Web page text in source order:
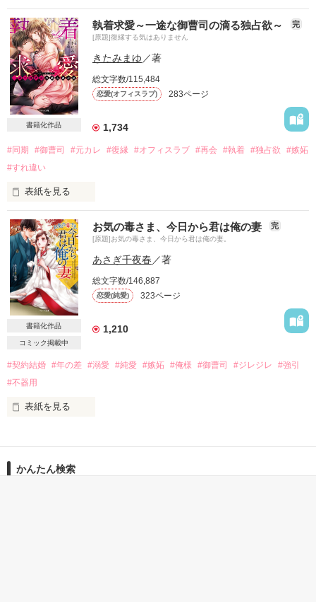
利害の一致により契約結婚したふたりは
離婚前提の仮面夫婦
……のはずだった
＊＊＊＊＊＊＊
飛行機オタクの
グランドスタッフ
最年少機長の
エリートパイロット
本郷　翔　32歳
＊＊＊＊＊＊＊
「美羽、キミを抱きたい」
一夜の過ちをきっかけに
完結公開
書籍化作品
執着求愛～一途な御曹司の滴る独占欲～ 完
[原題]復縁する気はありません
きたみまゆ／著
総文字数/115,484
恋愛(オフィスラブ) 283ページ
1,734
#同期 #御曹司 #元カレ #復縁 #オフィスラブ #再会 #執着 #独占欲
#嫉妬
#すれ違い
表紙を見る
「……俺がそばにいない間に、悔しいくらい綺麗になったな」
そう言って私を組み敷いたのは
偶然再会した元彼だった
アメリカから帰国した彼は
私を取り戻すためにどこまでも甘く強引に口説いてくるけれど
三年前の心の傷が癒えないままの私は
書籍化作品
コミック掲載中
お気の毒さま、今日から君は俺の妻 完
[原題]お気の毒さま、今日から君は俺の妻。
あさぎ千夜春／著
総文字数/146,887
恋愛(純愛) 323ページ
1,210
#契約結婚 #年の差 #溺愛 #純愛 #嫉妬 #俺様 #御曹司 #ジレジレ
#強引
#不器用
表紙を見る
ベリーズ文庫より4月10日発売のため
かんたん検索